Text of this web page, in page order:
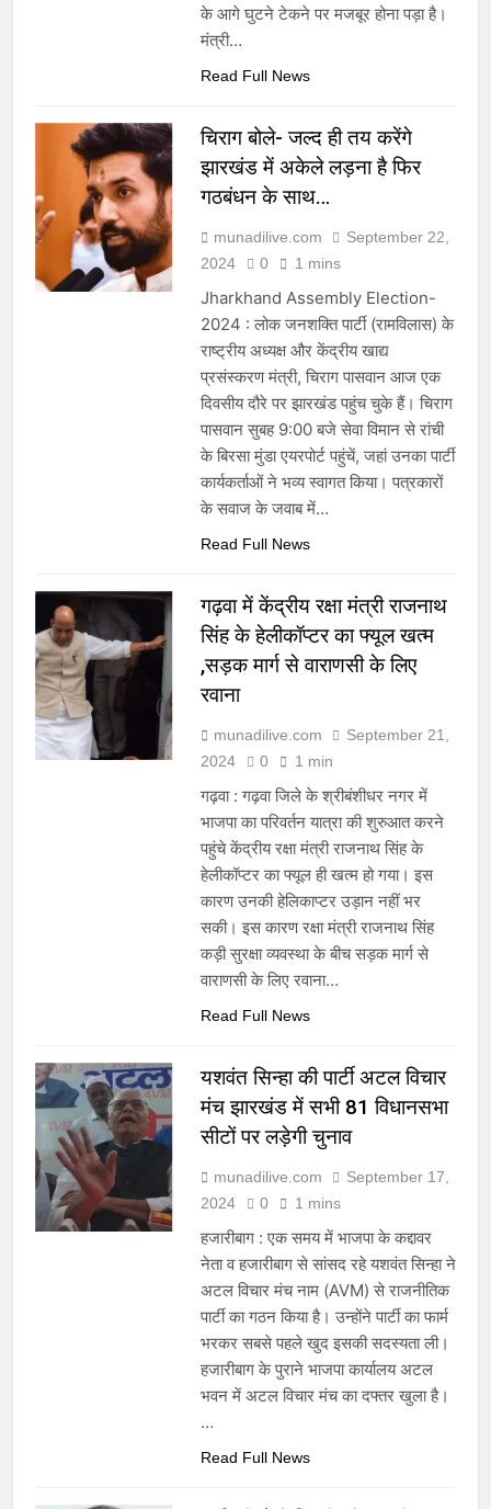
के आगे घुटने टेकने पर मजबूर होना पड़ा है।
मंत्री…
Read Full News
चिराग बोले- जल्द ही तय करेंगे
झारखंड में अकेले लड़ना है फिर
गठबंधन के साथ…
munadilive.com
September 22,
2024
0 1 mins
Jharkhand Assembly Election-
2024 : लोक जनशक्ति पार्टी (रामविलास) के
राष्ट्रीय अध्यक्ष और केंद्रीय खाद्य
प्रसंस्करण मंत्री, चिराग पासवान आज एक
दिवसीय दौरे पर झारखंड पहुंच चुके हैं। चिराग
पासवान सुबह 9:00 बजे सेवा विमान से रांची
के बिरसा मुंडा एयरपोर्ट पहुंचें, जहां उनका पार्टी
कार्यकर्ताओं ने भव्य स्वागत किया। पत्रकारों
के सवाज के जवाब में…
Read Full News
गढ़वा में केंद्रीय रक्षा मंत्री राजनाथ
सिंह के हेलीकॉप्टर का फ्यूल खत्म
,सड़क मार्ग से वाराणसी के लिए
रवाना
munadilive.com
September 21,
2024
0 1 min
गढ़वा : गढ़वा जिले के श्रीबंशीधर नगर में
भाजपा का परिवर्तन यात्रा की शुरुआत करने
पहुंचे केंद्रीय रक्षा मंत्री राजनाथ सिंह के
हेलीकॉप्टर का फ्यूल ही खत्म हो गया। इस
कारण उनकी हेलिकाप्टर उड़ान नहीं भर
सकी। इस कारण रक्षा मंत्री राजनाथ सिंह
कड़ी सुरक्षा व्यवस्था के बीच सड़क मार्ग से
वाराणसी के लिए रवाना…
Read Full News
यशवंत सिन्हा की पार्टी अटल विचार
मंच झारखंड में सभी 81 विधानसभा
सीटों पर लड़ेगी चुनाव
munadilive.com
September 17,
2024
0 1 mins
हजारीबाग : एक समय में भाजपा के कद्दावर
नेता व हजारीबाग से सांसद रहे यशवंत सिन्हा ने
अटल विचार मंच नाम (AVM) से राजनीतिक
पार्टी का गठन किया है। उन्होंने पार्टी का फार्म
भरकर सबसे पहले खुद इसकी सदस्यता ली।
हजारीबाग के पुराने भाजपा कार्यालय अटल
भवन में अटल विचार मंच का दफ्तर खुला है।
…
Read Full News